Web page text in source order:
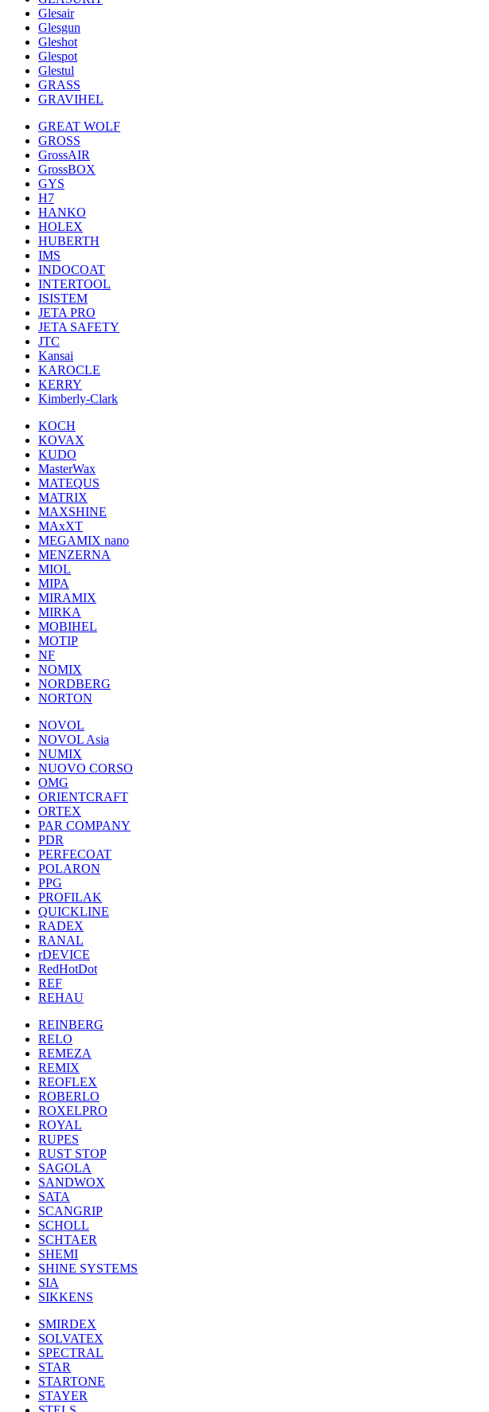
Glesair
Glesgun
Gleshot
Glespot
Glestul
GRASS
GRAVIHEL
GREAT WOLF
GROSS
GrossAIR
GrossBOX
GYS
H7
HANKO
HOLEX
HUBERTH
IMS
INDOCOAT
INTERTOOL
ISISTEM
JETA PRO
JETA SAFETY
JTC
Kansai
KAROCLE
KERRY
Kimberly-Clark
KOCH
KOVAX
KUDO
MasterWax
MATEQUS
MATRIX
MAXSHINE
MAxXT
MEGAMIX nano
MENZERNA
MIOL
MIPA
MIRAMIX
MIRKA
MOBIHEL
MOTIP
NF
NOMIX
NORDBERG
NORTON
NOVOL
NOVOL Asia
NUMIX
NUOVO CORSO
OMG
ORIENTCRAFT
ORTEX
PAR COMPANY
PDR
PERFECOAT
POLARON
PPG
PROFILAK
QUICKLINE
RADEX
RANAL
rDEVICE
RedHotDot
REF
REHAU
REINBERG
RELO
REMEZA
REMIX
REOFLEX
ROBERLO
ROXELPRO
ROYAL
RUPES
RUST STOP
SAGOLA
SANDWOX
SATA
SCANGRIP
SCHOLL
SCHTAER
SHEMI
SHINE SYSTEMS
SIA
SIKKENS
SMIRDEX
SOLVATEX
SPECTRAL
STAR
STARTONE
STAYER